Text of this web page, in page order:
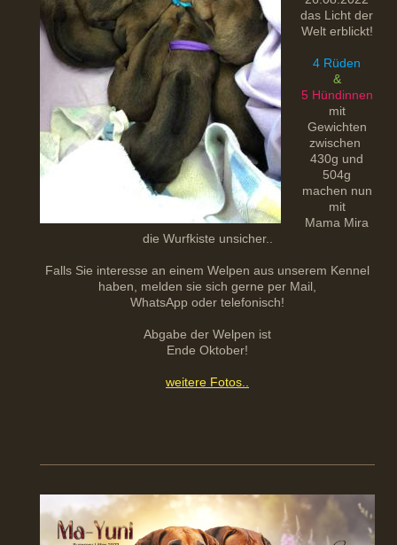
das Licht der
Welt erblickt!
4 Rüden
&
5 Hündinnen
mit
Gewichten
zwischen
430g und
504g
machen nun
mit
Mama Mira
die Wurfkiste unsicher..
Falls Sie interesse an einem Welpen aus unserem Kennel
haben, melden sie sich gerne per Mail,
WhatsApp oder telefonisch!
Abgabe der Welpen ist
Ende Oktober!
weitere Fotos..